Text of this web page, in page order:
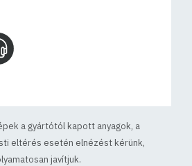
a gyártótól kapott anyagok, a
eltérés esetén elnézést kérünk,
javítjuk.